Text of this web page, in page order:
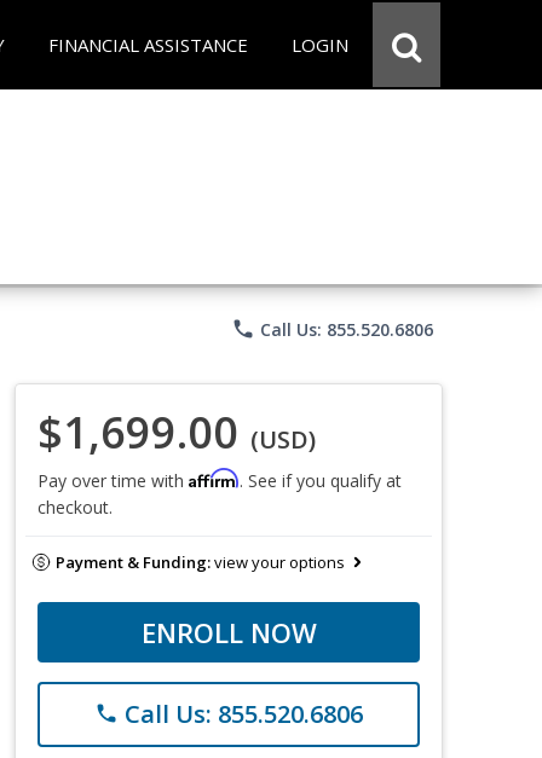
FINANCIAL ASSISTANCE LOGIN
phone Call Us: 855.520.6806
$1,699.00 (USD)
Pay over time with Affirm. See if you qualify at
checkout.
Payment & Funding:view your options
ENROLL NOW
phone Call Us: 855.520.6806